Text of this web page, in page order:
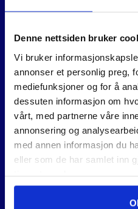
Denne nettsiden bruker
Vi bruker
annonser et personlig preg,
mediefunksjoner og for å
dessuten informasjon om
vårt, med partnerne våre
annonsering og
med annen informasjon du
eller som de har samlet inn
OPTIMATOR II AR/MIX
4.600,-